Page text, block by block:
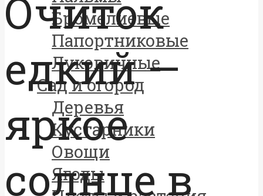
Бромелиевые
Папортниковые
Луковичные
Сад и огород
Деревья
Кустарники
Овощи
Ягоды
Очиток
едкий —
яркое
солнце в